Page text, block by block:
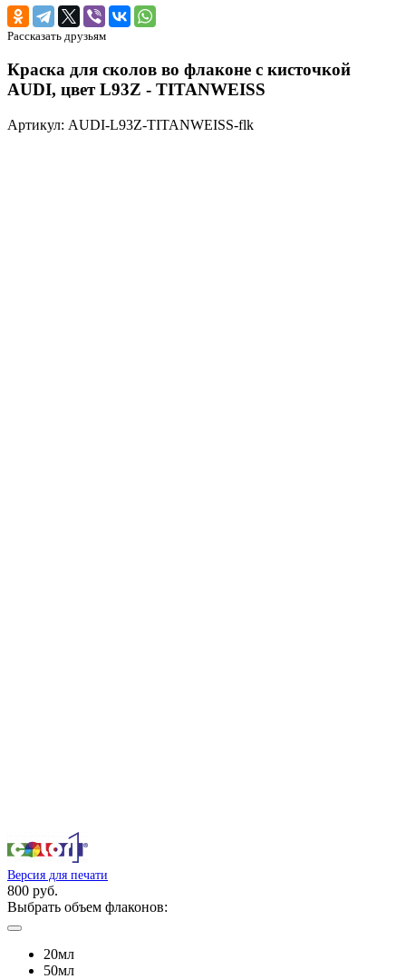
Рассказать друзьям
Краска для сколов во флаконе с кисточкой
AUDI, цвет L93Z - TITANWEISS
Артикул: AUDI-L93Z-TITANWEISS-flk
Версия для печати
800 руб.
Выбрать объем флаконов:
20мл
50мл